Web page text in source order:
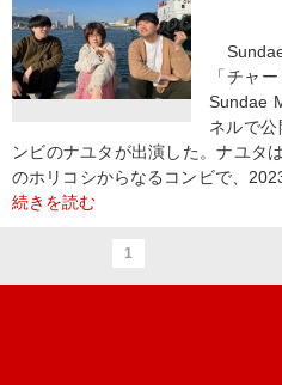
「チャ
Sundae
ネルで
ンビのナユタが出演した。ナユタ
のホリコシからなるコンビで、
続きを読む
1